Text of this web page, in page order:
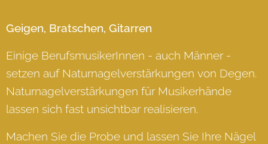
Geigen, Bratschen, Gitarren
Einige BerufsmusikerInnen - auch Männer -
setzen auf Naturnagelverstärkungen von Degen.
Naturnagelverstärkungen für Musikerhände
lassen sich fast unsichtbar realisieren.
Machen Sie die Probe und lassen Sie Ihre Nägel